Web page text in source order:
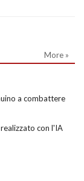
More »
a combattere
con l'IA